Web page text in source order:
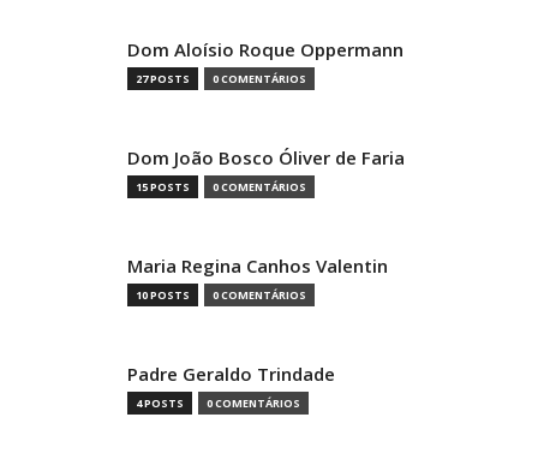
Dom Aloísio Roque Oppermann
27 POSTS 0 COMENTÁRIOS
Dom João Bosco Óliver de Faria
15 POSTS 0 COMENTÁRIOS
Maria Regina Canhos Valentin
10 POSTS 0 COMENTÁRIOS
Padre Geraldo Trindade
4 POSTS 0 COMENTÁRIOS